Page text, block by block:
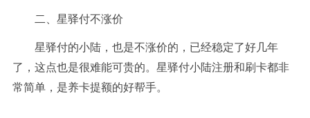
二、星驿付不涨价
星驿付的小陆，也是不涨价的，已经稳定了好几年
了，这点也是很难能可贵的。星驿付小陆注册和刷卡都非
常简单，是养卡提额的好帮手。